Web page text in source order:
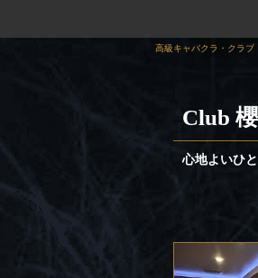
高級キャバクラ・クラブ
Club
心地よいひ